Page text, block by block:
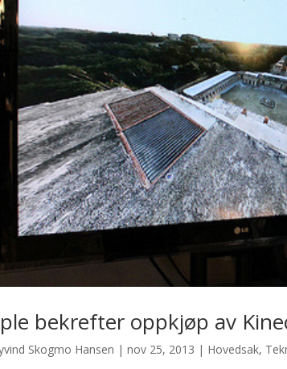
bekrefter oppkjøp av
Skogmo Hansen |nov 25, 2013 | Hovedsak,